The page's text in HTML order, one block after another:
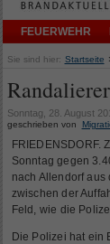
FEUERWEHR
Sie sind hier: Startseite
Sonntag, 28. August
geschrieben von
FRIEDENSDORF.
Sonntag gegen
nach Allendorf
zwischen der
Feld, wie die
Die Polizei hat ein